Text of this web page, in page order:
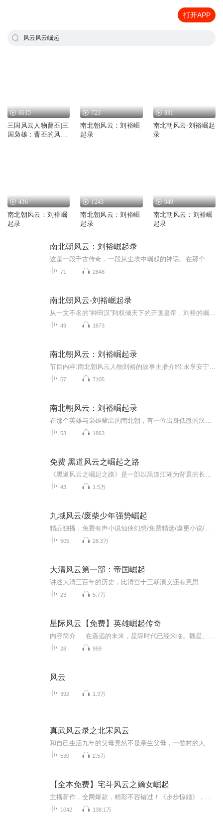
打开APP
风云风云崛起
6615
三国风云人物曹丕|三
国枭雄：曹丕的风云
723
南北朝风云：刘裕崛
起录
831
南北朝风云-刘裕崛起
录
436
南北朝风云：刘裕崛
起录
1243
南北朝风云：刘裕崛
起录
949
南北朝风云：刘裕崛
起录
南北朝风云：刘裕崛起录
71 2848
南北朝风云-刘裕崛起录
49 1873
南北朝风云：刘裕崛起录
57 7105
南北朝风云：刘裕崛起录
53 1863
免费 黑道风云之崛起之路
43 1.5万
九域风云/废柴少年强势崛起
505 28.3万
大清风云第一部：帝国崛起
讲述大清三百年的历史，比清宫十三朝演义还有意思...
23 5.7万
星际风云【免费】英雄崛起传奇
28 959
风云
392 1.3万
真武风云录之北宋风云
530 2.5万
【全本免费】宅斗风云之嫡女崛起
1042 138.1万